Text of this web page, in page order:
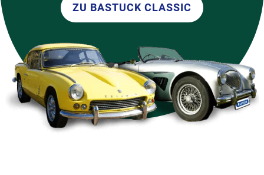
ZU BASTUCK CLASSIC